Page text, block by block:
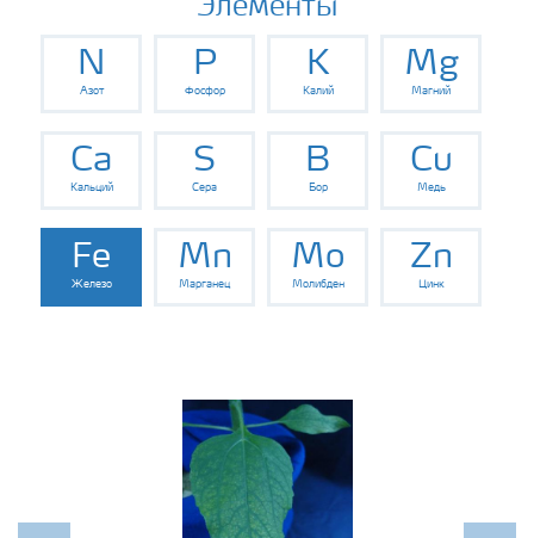
Хранение удобрений и их безопасность
Элементы
N
Азот
P
Фосфор
K
Калий
Mg
Магний
Ca
Кальций
S
Сера
B
Бор
Cu
Медь
Fe
Железо
Mn
Марганец
Mo
Молибден
Zn
Цинк